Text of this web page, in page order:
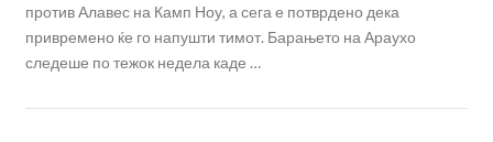
против Алавес на Камп Ноу, а сега е потврдено дека
привремено ќе го напушти тимот. Барањето на Араухо
следеше по тежок недела каде …